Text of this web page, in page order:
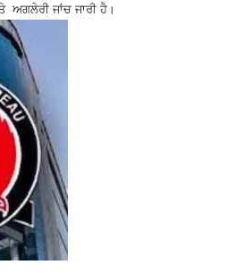
ਅਗਲੇਰੀ ਜਾਂਚ ਜਾਰੀ ਹੈ।